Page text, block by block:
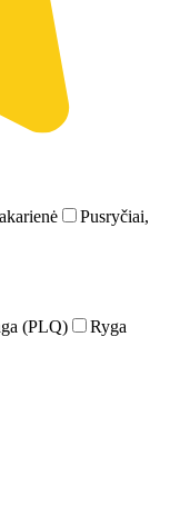
Pusryčiai,
(PLQ)
Ryga